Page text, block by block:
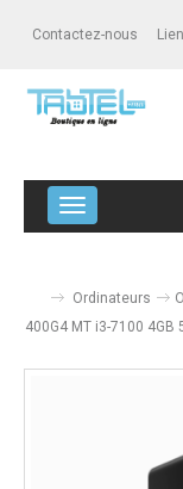
Contactez-nous
Navigation
Ordinateurs
400G4 MT i3-7100 4GB